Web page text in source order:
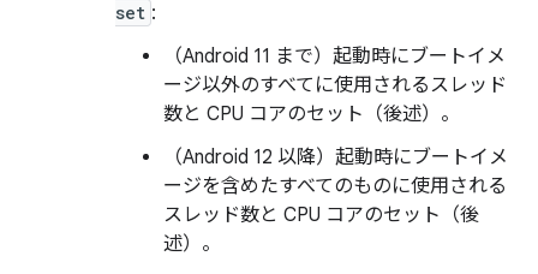
set :
（Android 11 まで）起動時にブートイメ
ージ以外のすべてに使用されるスレッド
数と CPU コアのセット（後述）。
（Android 12 以降）起動時にブートイメ
ージを含めたすべてのものに使用される
スレッド数と CPU コアのセット（後
述）。